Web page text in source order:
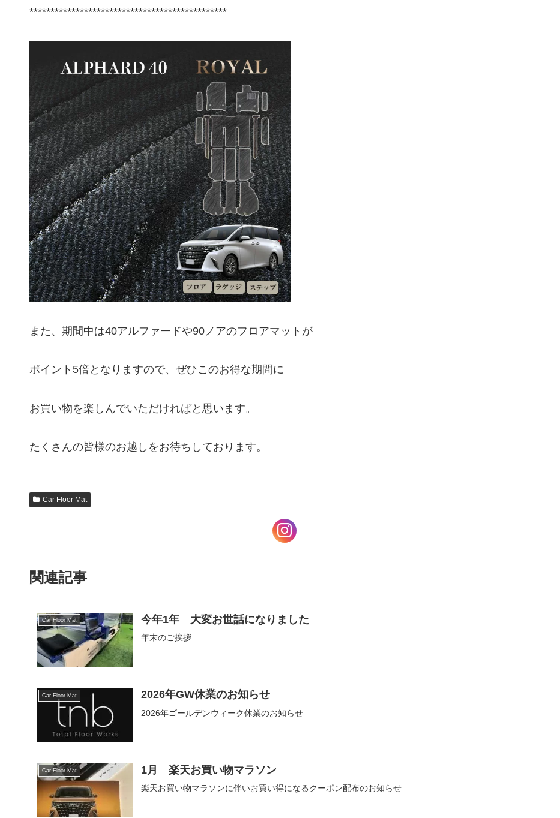
***********************************************
また、期間中は40アルファードや90ノアのフロアマットが
ポイント5倍となりますので、ぜひこのお得な期間に
お買い物を楽しんでいただければと思います。
たくさんの皆様のお越しをお待ちしております。
Car Floor Mat
関連記事
Car Floor Mat 今年1年 大変お世話になりました
年末のご挨拶
Car Floor Mat 2026年GW休業のお知らせ
2026年ゴールデンウィーク休業のお知らせ
Car Floor Mat 1月 楽天お買い物マラソン
楽天お買い物マラソンに伴いお買い得になるクーポン配布のお知らせ